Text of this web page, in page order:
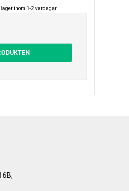
lager inom 1-2 vardagar